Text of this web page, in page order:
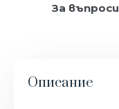
За въпроси
Описание